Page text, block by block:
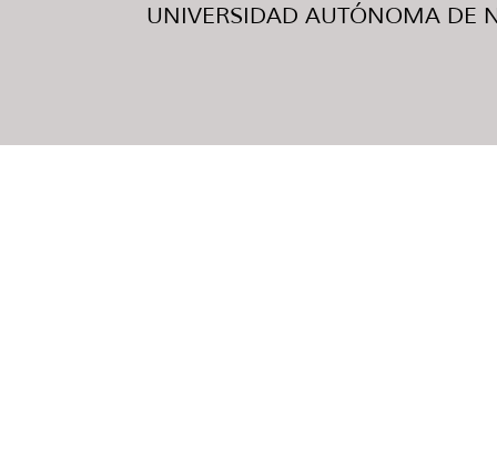
UNIVERSIDAD AUTÓNOMA DE